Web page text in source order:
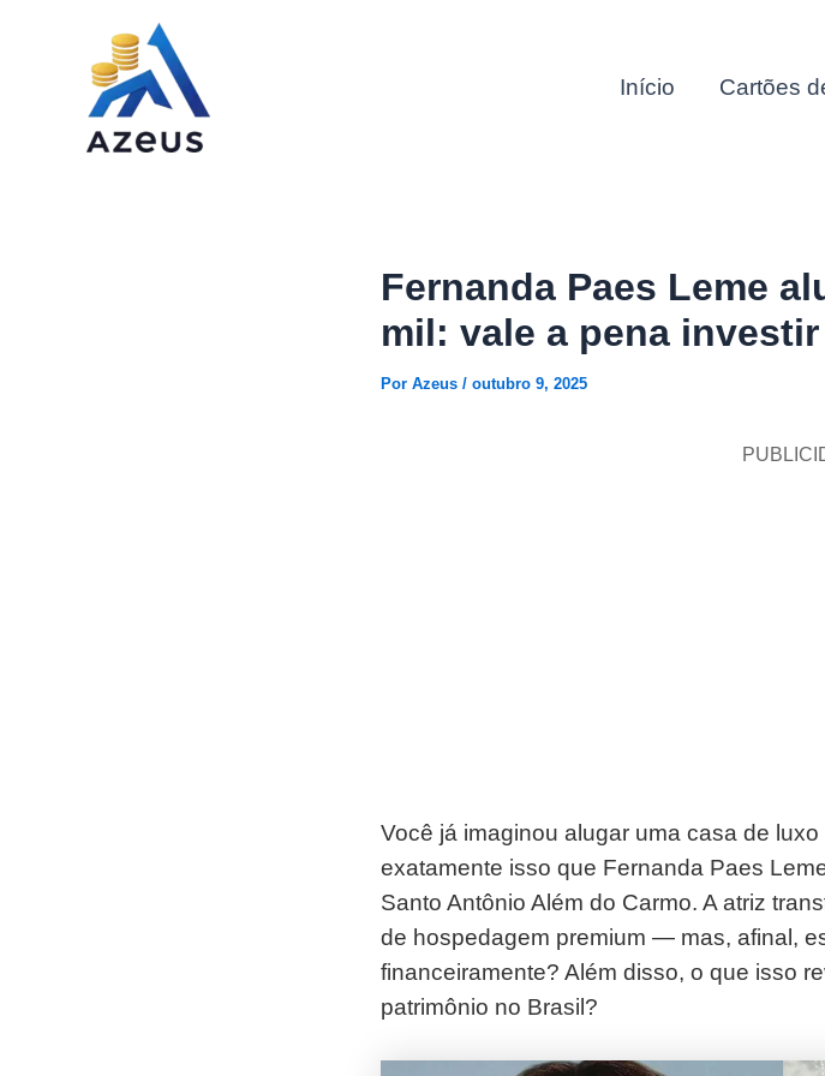
conteúdo
Início Cartões
Fernanda Paes Leme
mil: vale a pena
Por Azeus / outubro 9, 2025
Você já imaginou alugar uma casa de
exatamente isso que Fernanda Paes
Santo Antônio Além do Carmo. A atriz
de hospedagem premium — mas, afinal,
financeiramente? Além disso, o que isso
patrimônio no Brasil?